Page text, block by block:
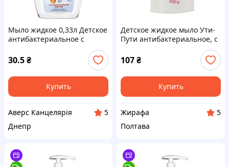
Мыло жидкое 0,33л Детское
антибактериальное с
30.5₴
Купить
Аверс Канцелярія
5
Днепр
Детское жидкое мыло Ути-
Пути антибактериальное, с
ромашки, 900 г
107₴
Купить
Жирафа
5
Полтава